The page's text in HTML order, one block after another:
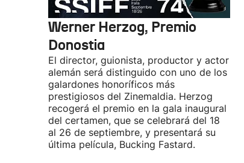
Werner Herzog, Premio
Donostia
El director, guionista, productor y actor
alemán será distinguido con uno de los
galardones honoríficos más
prestigiosos del Zinemaldia. Herzog
recogerá el premio en la gala inaugural
del certamen, que se celebrará del 18
al 26 de septiembre, y presentará su
última película, Bucking Fastard.